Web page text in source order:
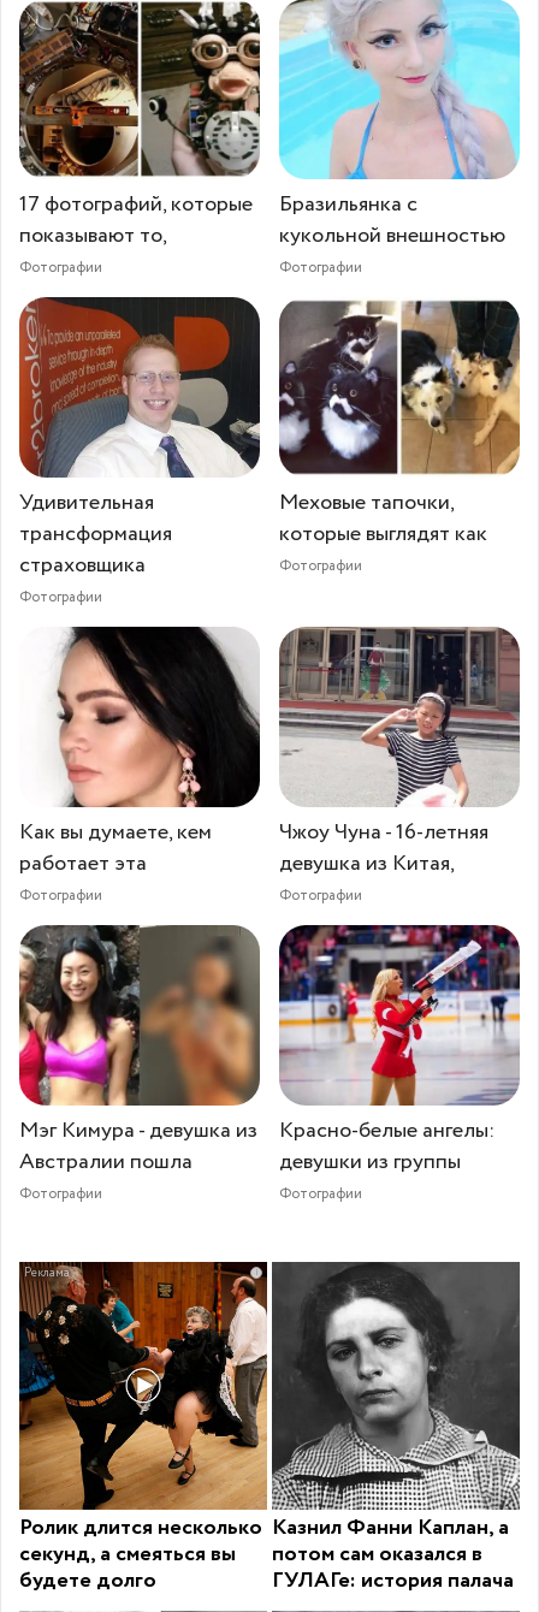
17 фотографий, которые
показывают то,
Фотографии
Бразильянка с
кукольной внешностью
Фотографии
Удивительная
трансформация
страховщика
Фотографии
Меховые тапочки,
которые выглядят как
Фотографии
Как вы думаете, кем
работает эта
Фотографии
Чжоу Чуна - 16-летняя
девушка из Китая,
Фотографии
Мэг Кимура - девушка из
Австралии пошла
Фотографии
Красно-белые ангелы:
девушки из группы
Фотографии
i
Ролик длится несколько
секунд, а смеяться вы
будете долго
Казнил Фанни Каплан, а
потом сам оказался в
ГУЛАГе: история палача